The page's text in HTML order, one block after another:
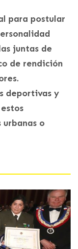
para postular
juntas de
de rendición
deportivas y
o